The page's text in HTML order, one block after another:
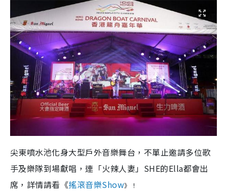
尖東噴水池化身大型戶外音樂舞台，不單止邀請多位歌
手及樂隊到場獻唱，連「火辣人妻」SHE的Ella都會出
席，詳情請看《搖滾音樂Show》！